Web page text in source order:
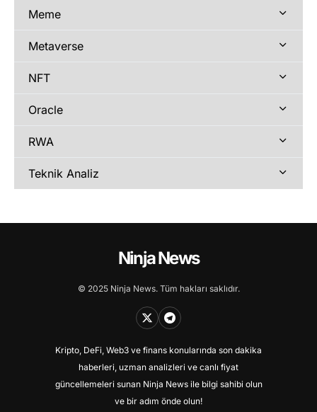
Meme
Metaverse
NFT
Oracle
RWA
Teknik Analiz
Ninja News
© 2025 Ninja News. Tüm hakları saklıdır.
Kripto, DeFi, Web3 ve finans konularında son dakika
haberleri, uzman analizleri ve canlı fiyat
güncellemeleri sunan Ninja News ile bilgi sahibi olun
ve bir adım önde olun!